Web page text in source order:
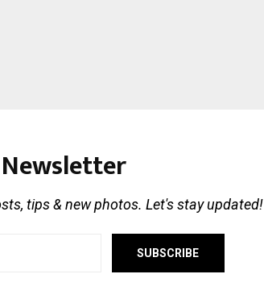
tips & new photos. Let's stay updated!